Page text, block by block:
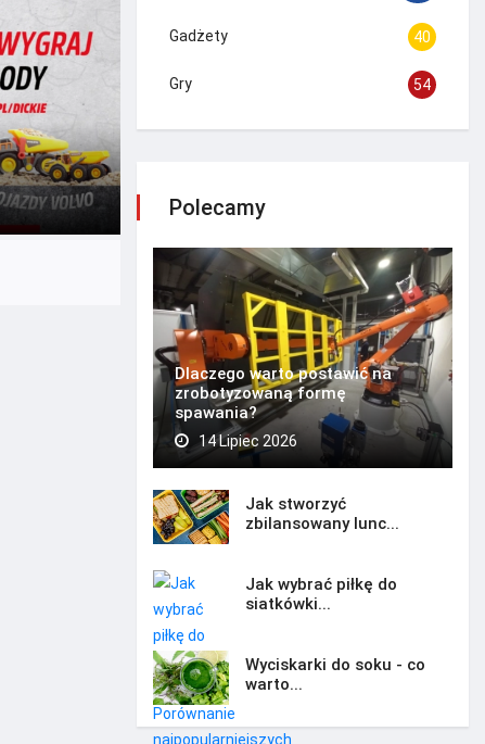
Gadżety 40
Gry 54
Polecamy
Dlaczego warto postawić na
zrobotyzowaną formę
spawania?
14 Lipiec 2026
Jak stworzyć
zbilansowany lunc...
Jak wybrać piłkę do
siatkówki...
Wyciskarki do soku - co
warto...